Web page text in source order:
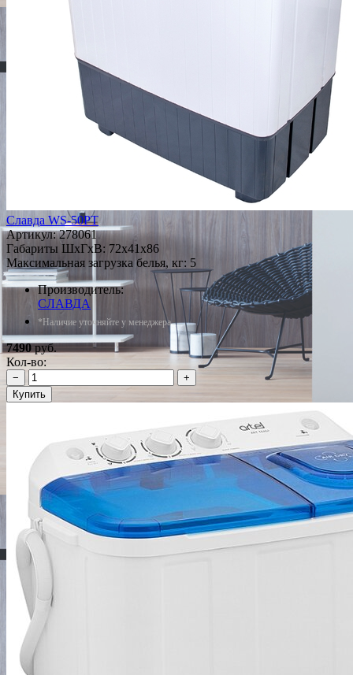
Славда WS-50РT
Артикул:278061
Габариты ШxГxВ: 72x41x86
Максимальная загрузка белья, кг: 5
Производитель:
СЛАВДА
*Наличие уточняйте у менеджера
7490руб.
Кол-во:
−
+
Купить